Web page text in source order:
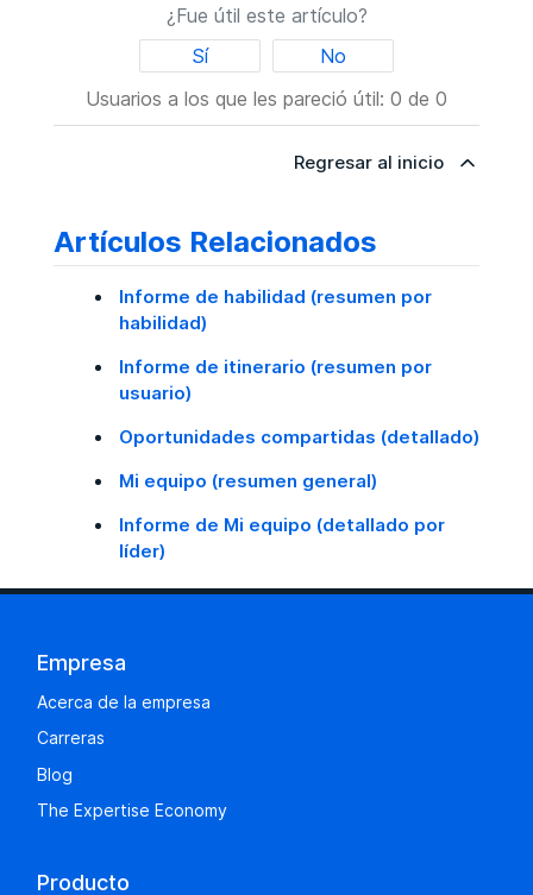
¿Fue útil este artículo?
Sí
No
Usuarios a los que les pareció útil: 0 de 0
Regresar al inicio
Artículos Relacionados
Informe de habilidad (resumen por
habilidad)
Informe de itinerario (resumen por
usuario)
Oportunidades compartidas (detallado)
Mi equipo (resumen general)
Informe de Mi equipo (detallado por
líder)
Empresa
Acerca de la empresa
Carreras
Blog
The Expertise Economy
Producto